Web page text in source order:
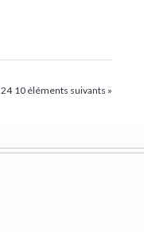
10 éléments suivants »
24